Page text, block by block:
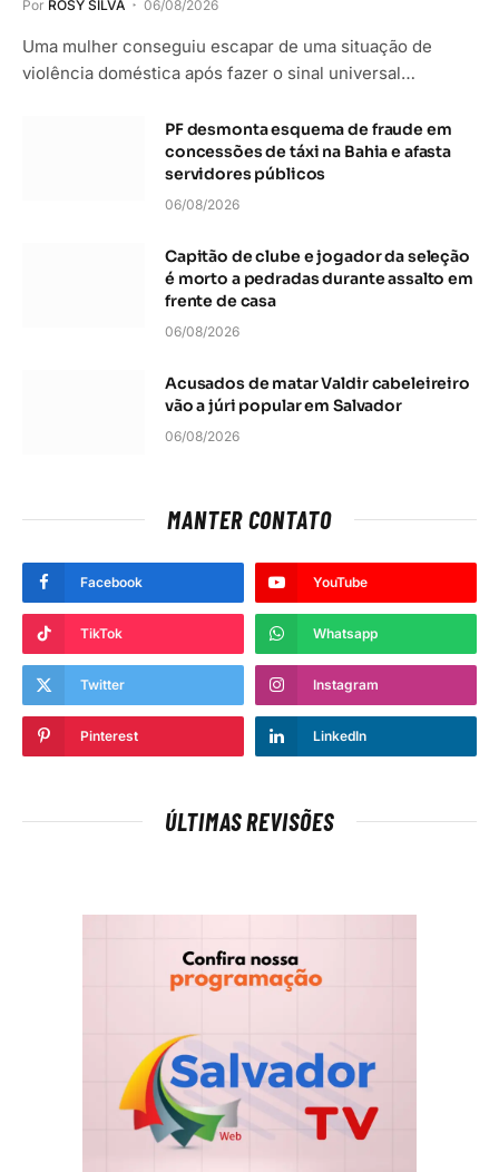
Por ROSY SILVA 06/08/2026
Uma mulher conseguiu escapar de uma situação de
violência doméstica após fazer o sinal universal…
PF desmonta esquema de fraude em
concessões de táxi na Bahia e afasta
servidores públicos
06/08/2026
Capitão de clube e jogador da seleção
é morto a pedradas durante assalto em
frente de casa
06/08/2026
Acusados de matar Valdir cabeleireiro
vão a júri popular em Salvador
06/08/2026
MANTER CONTATO
Facebook YouTube
TikTok Whatsapp
Twitter Instagram
Pinterest LinkedIn
ÚLTIMAS REVISÕES